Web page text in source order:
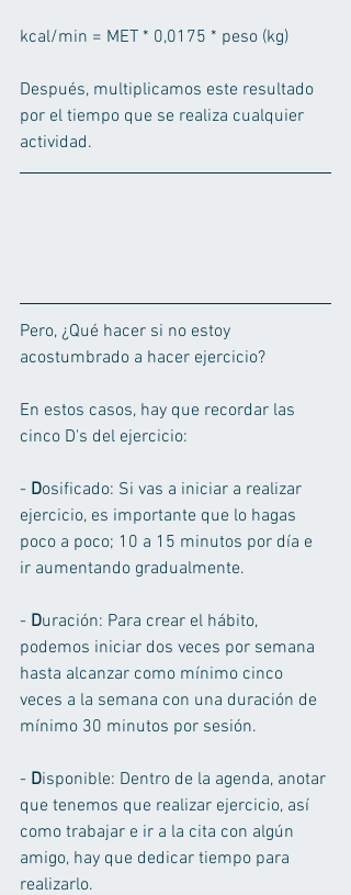
kcal/min = MET * 0,0175 * peso (kg)
Después, multiplicamos este resultado
por el tiempo que se realiza cualquier
actividad.
Pero, ¿Qué hacer si no estoy
acostumbrado a hacer ejercicio?
En estos casos, hay que recordar las
cinco D's del ejercicio:
- Dosificado: Si vas a iniciar a realizar
ejercicio, es importante que lo hagas
poco a poco; 10 a 15 minutos por día e
ir aumentando gradualmente.
- Duración: Para crear el hábito,
podemos iniciar dos veces por semana
hasta alcanzar como mínimo cinco
veces a la semana con una duración de
mínimo 30 minutos por sesión.
- Disponible: Dentro de la agenda, anotar
que tenemos que realizar ejercicio, así
como trabajar e ir a la cita con algún
amigo, hay que dedicar tiempo para
realizarlo.